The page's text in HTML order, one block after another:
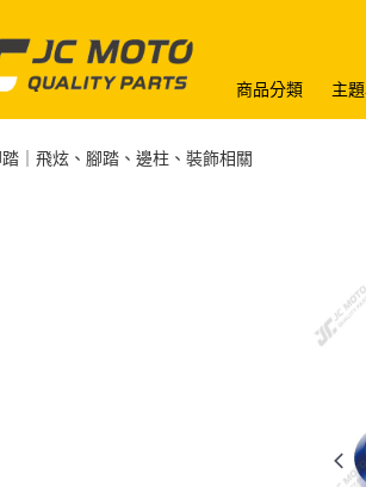
商品分類 主
踏｜飛炫、腳踏、邊柱、裝飾相關